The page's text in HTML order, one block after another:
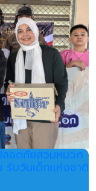
ลอดภัยสวมหมวก
บวันเด็กแห่งชาติ